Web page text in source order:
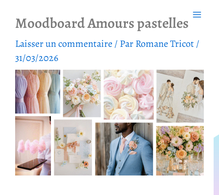
contenu
Moodboard Amours pastelles
Laisser un commentaire / ParRomane Tricot/
31/03/2026